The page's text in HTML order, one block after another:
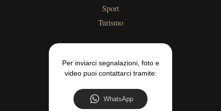
Sport
Turismo
Per inviarci segnalazioni, foto e
video puoi contattarci tramite:
WhatsApp